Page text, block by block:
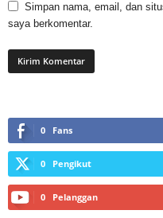
Simpan nama, email, dan
saya berkomentar.
0 Fans
0 Pengikut
0 Pelanggan